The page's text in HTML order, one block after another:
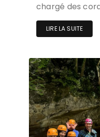
chargé des
LIRE LA SUITE